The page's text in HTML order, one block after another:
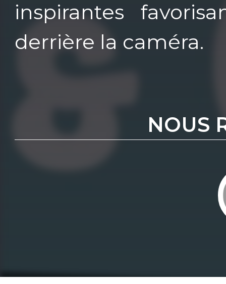
inspirantes
derrière la caméra.
NOUS